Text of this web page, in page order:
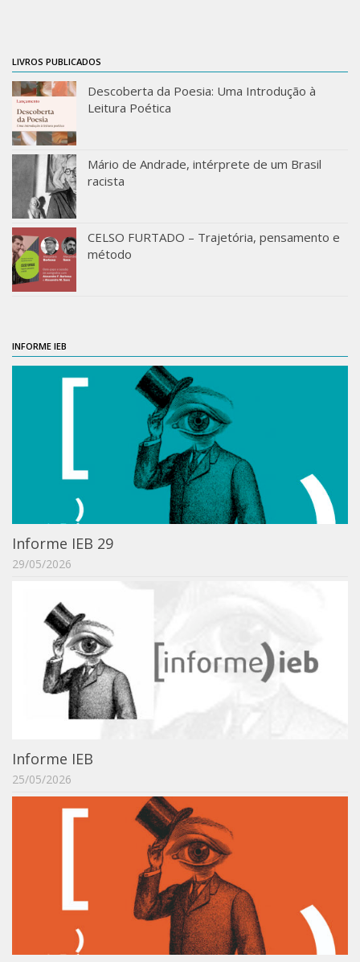
Manuel Correia de Andrade
Graduação
Sobre a Graduação
Disciplinas
1° semestre
Aluno Especial
ProgramaUSP 60+
Pós-Graduação
Ingresso – Processo Seletivo
Formulários – Requerimentos
Auxílio Financeiro
Exame de Qualificação
Dissertação Corrigida
Orientadores
Credenciamento / Recredenciamento de Orientador
Credenciamento / Recredenciamento de Disciplina
Notícias da Pós
Dissertações Defendidas
Disciplinas de Pós-Graduação
1° semestre
Informações aos Alunos
Podcast
LIVROS PUBLICADOS
Descoberta da Poesia: Uma Introdução à
Leitura Poética
Mário de Andrade, intérprete de um Brasil
racista
CELSO FURTADO – Trajetória, pensamento e
método
INFORME IEB
Informe IEB 29
29/05/2026
Informe IEB
25/05/2026